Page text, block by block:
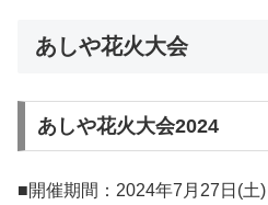
あしや花火大会
あしや花火大会2024
■開催期間：2024年7月27日(